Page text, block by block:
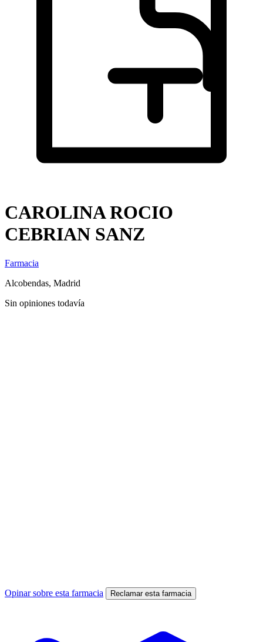
CAROLINA ROCIO
CEBRIAN SANZ
Farmacia
Alcobendas, Madrid
Sin opiniones todavía
Opinar sobre esta farmacia Reclamar esta farmacia